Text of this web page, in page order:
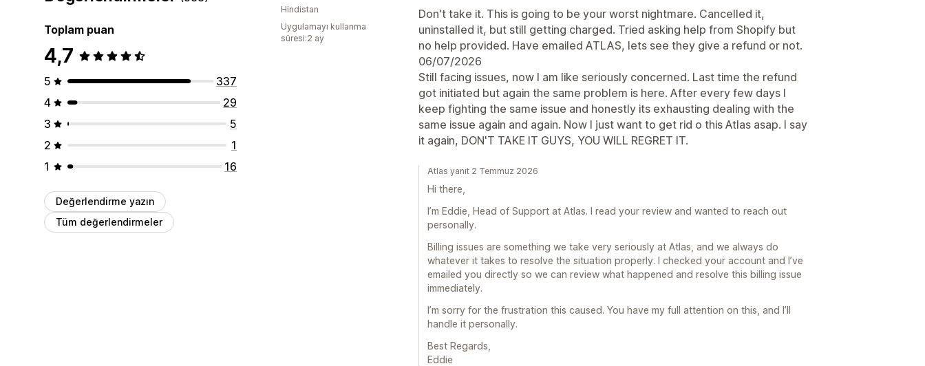
Toplam puan
4,7
5
337
4
29
3
5
2
1
1
16
Değerlendirme yazın
Tüm değerlendirmeler
Don't take it. This is going to be your worst nightmare. Cancelled it,
uninstalled it, but still getting charged. Tried asking help from Shopify but
no help provided. Have emailed ATLAS, lets see they give a refund or not.
06/07/2026
Still facing issues, now I am like seriously concerned. Last time the refund
got initiated but again the same problem is here. After every few days I
keep fighting the same issue and honestly its exhausting dealing with the
same issue again and again. Now I just want to get rid o this Atlas asap. I say
it again, DON'T TAKE IT GUYS, YOU WILL REGRET IT.
Hindistan
Uygulamayı kullanma
süresi:2 ay
Atlas yanıt 2 Temmuz 2026
Hi there,
I’m Eddie, Head of Support at Atlas. I read your review and wanted to reach out
personally.
Billing issues are something we take very seriously at Atlas, and we always do
whatever it takes to resolve the situation properly. I checked your account and I’ve
emailed you directly so we can review what happened and resolve this billing issue
immediately.
I’m sorry for the frustration this caused. You have my full attention on this, and I’ll
handle it personally.
Best Regards,
Eddie